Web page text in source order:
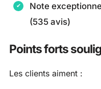
Note
(535 avis)
Points forts
Les clients aiment :